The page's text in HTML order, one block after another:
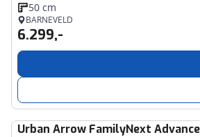
50 cm
BARNEVELD
6.299,-
Urban Arrow FamilyNext